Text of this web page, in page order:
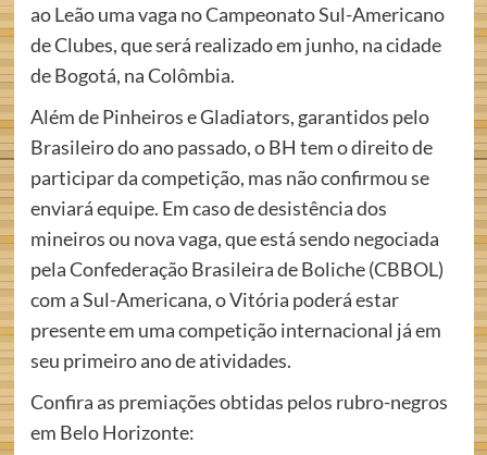
ao Leão uma vaga no Campeonato Sul-Americano
de Clubes, que será realizado em junho, na cidade
de Bogotá, na Colômbia.
Além de Pinheiros e Gladiators, garantidos pelo
Brasileiro do ano passado, o BH tem o direito de
participar da competição, mas não confirmou se
enviará equipe. Em caso de desistência dos
mineiros ou nova vaga, que está sendo negociada
pela Confederação Brasileira de Boliche (CBBOL)
com a Sul-Americana, o Vitória poderá estar
presente em uma competição internacional já em
seu primeiro ano de atividades.
Confira as premiações obtidas pelos rubro-negros
em Belo Horizonte: